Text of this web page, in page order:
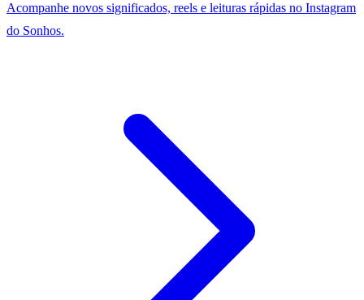
Acompanhe novos significados, reels e leituras rápidas no Instagram
do Sonhos.